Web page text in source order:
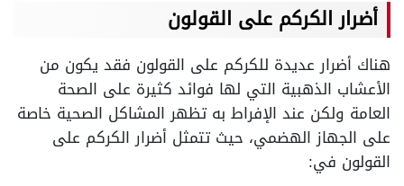
أضرار الكركم على القولون
هناك أضرار عديدة للكركم على القولون فقد يكون من
الأعشاب الذهبية التي لها فوائد كثيرة على الصحة
العامة ولكن عند الإفراط به تظهر المشاكل الصحية خاصة
على الجهاز الهضمي، حيث تتمثل أضرار الكركم على
القولون في: